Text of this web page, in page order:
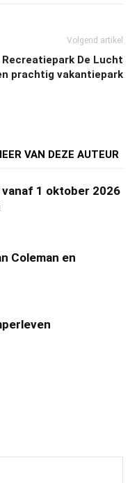
Volgend artikel
Recreatiepark De Lucht
prachtig vakantiepark
VAN DEZE AUTEUR
1 oktober 2026
Coleman en